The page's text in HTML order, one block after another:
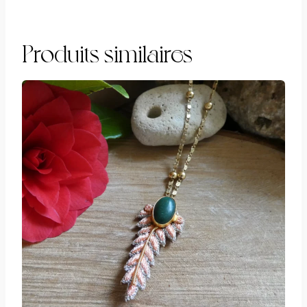
Produits similaires